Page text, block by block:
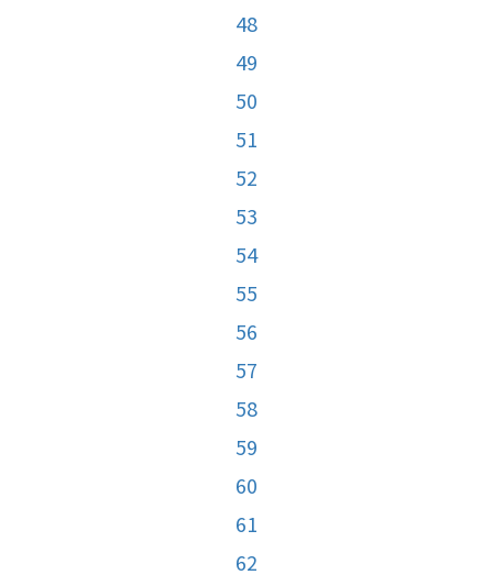
48
49
50
51
52
53
54
55
56
57
58
59
60
61
62